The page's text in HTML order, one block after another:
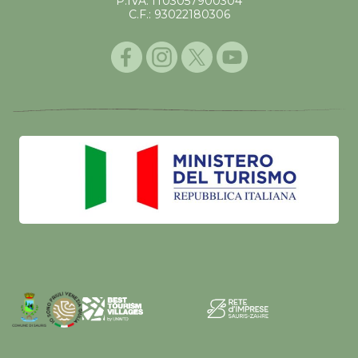
C.F.: 93022180306